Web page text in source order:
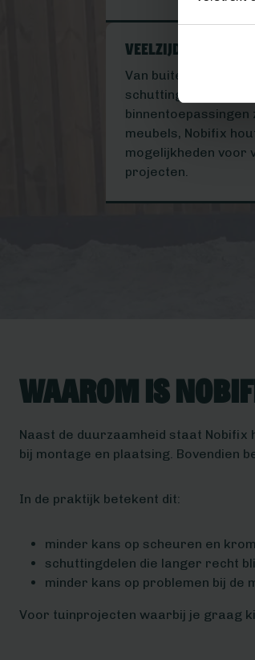
Veelzijdige
Van
schuttingen en
binnentoepassingen
meubels, Nobifix
mogelijkheden voor
projecten.
Waarom is
Naast de duurzaamheid staat
bij montage en plaatsing.
In de praktijk betekent dit:
minder kans op scheuren en
schuttingdelen die langer recht
minder kans op problemen bij de
Voor tuinprojecten waarbij je graag